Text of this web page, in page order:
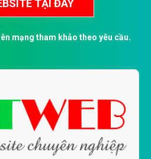
mạng tham khảo theo yêu cầu.